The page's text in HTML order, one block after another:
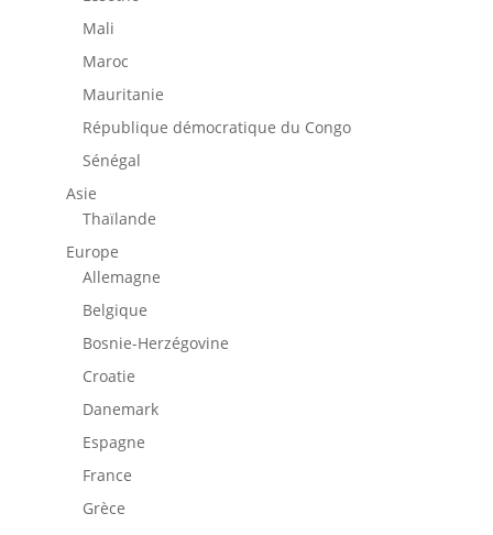
Mali
Maroc
Mauritanie
République démocratique du Congo
Sénégal
Asie
Thaïlande
Europe
Allemagne
Belgique
Bosnie-Herzégovine
Croatie
Danemark
Espagne
France
Grèce